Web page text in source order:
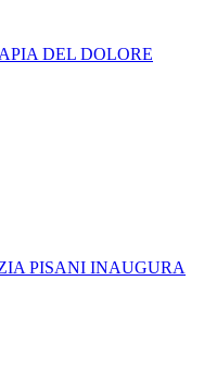
DEL DOLORE
PISANI INAUGURA